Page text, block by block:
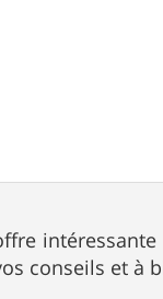
conseils et à